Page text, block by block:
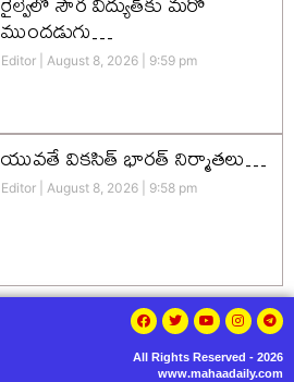
ముందడుగు…
Editor August 8, 2026 9:59 pm
యువతే వికసిత్‌ భారత్‌ నిర్మాతలు…
Editor August 8, 2026 9:58 pm
All Rights Reserved - 2026
www.mahaadaily.com